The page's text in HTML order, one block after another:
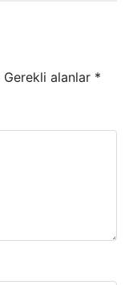
Gerekli alanlar *